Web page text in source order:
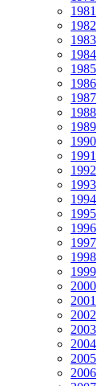
1981
1982
1983
1984
1985
1986
1987
1988
1989
1990
1991
1992
1993
1994
1995
1996
1997
1998
1999
2000
2001
2002
2003
2004
2005
2006